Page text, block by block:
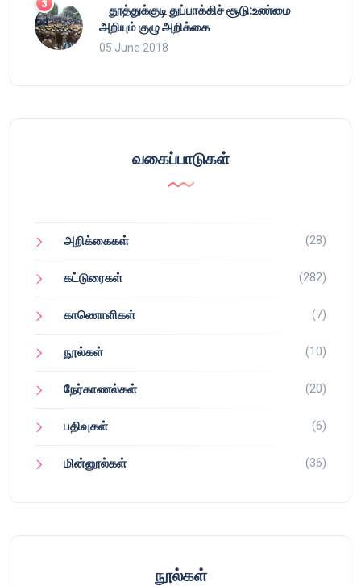
தூத்துக்குடி துப்பாக்கிச் சூடு:உண்மை
அறியும் குழு அறிக்கை
05 June 2018
வகைப்பாடுகள்
அறிக்கைகள் (28)
கட்டுரைகள் (282)
காணொளிகள் (7)
நூல்கள் (10)
நேர்காணல்கள் (20)
பதிவுகள் (6)
மின்னூல்கள் (36)
நூல்கள்